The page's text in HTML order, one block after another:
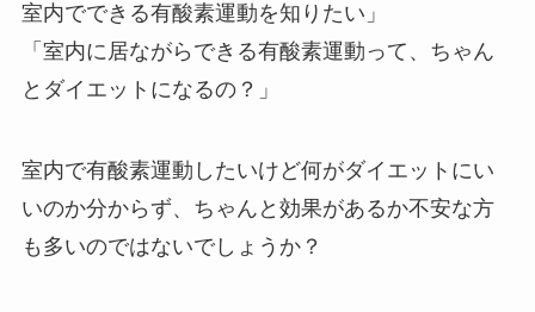
室内でできる有酸素運動を知りたい」
「室内に居ながらできる有酸素運動って、ちゃん
とダイエットになるの？」
室内で有酸素運動したいけど何がダイエットにい
いのか分からず、ちゃんと効果があるか不安な方
も多いのではないでしょうか？